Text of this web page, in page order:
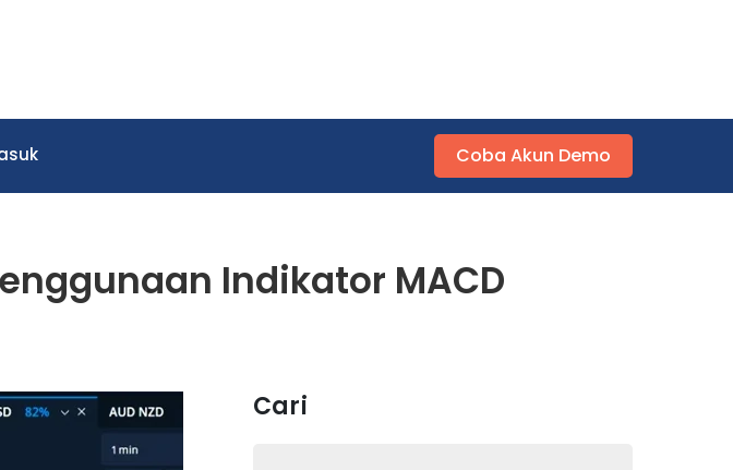
Coba Akun Demo
Indikator MACD
Cari